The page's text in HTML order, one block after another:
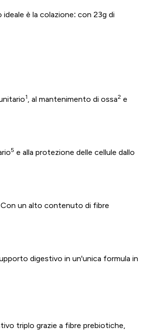
è la colazione: con 23g di
1 , al mantenimento di ossa2e
5 e alla protezione delle cellule dallo
Con un alto contenuto di fibre
digestivo in un'unica formula in
triplo grazie a fibre prebiotiche,